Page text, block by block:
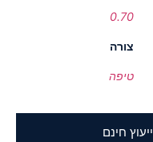
0.70
צורה
טיפה
חינם